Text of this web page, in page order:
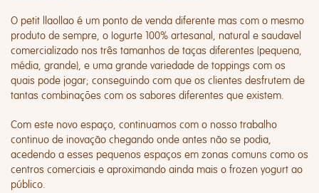
O petit llaollao é um ponto de venda diferente mas com o mesmo
produto de sempre, o Iogurte 100% artesanal, natural e saudavel
comercializado nos três tamanhos de taças diferentes (pequena,
média, grande), e uma grande variedade de toppings com os
quais pode jogar; conseguindo com que os clientes desfrutem de
tantas combinações com os sabores diferentes que existem.
Com este novo espaço, continuamos com o nosso trabalho
continuo de inovação chegando onde antes não se podia,
acedendo a esses pequenos espaços em zonas comuns como os
centros comerciais e aproximando ainda mais o frozen yogurt ao
público.